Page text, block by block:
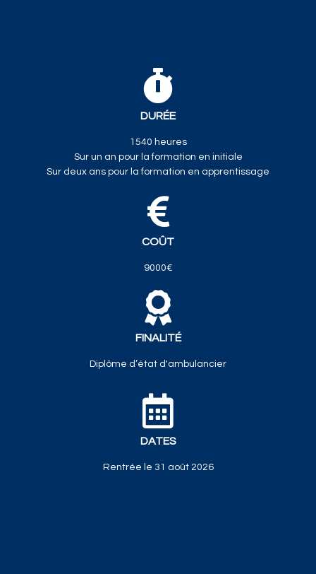
DURÉE
1540 heures
Sur un an pour la formation en initiale
Sur deux ans pour la formation en apprentissage
COÛT
9000€
FINALITÉ
Diplôme d’état d'ambulancier
DATES
Rentrée le 31 août 2026